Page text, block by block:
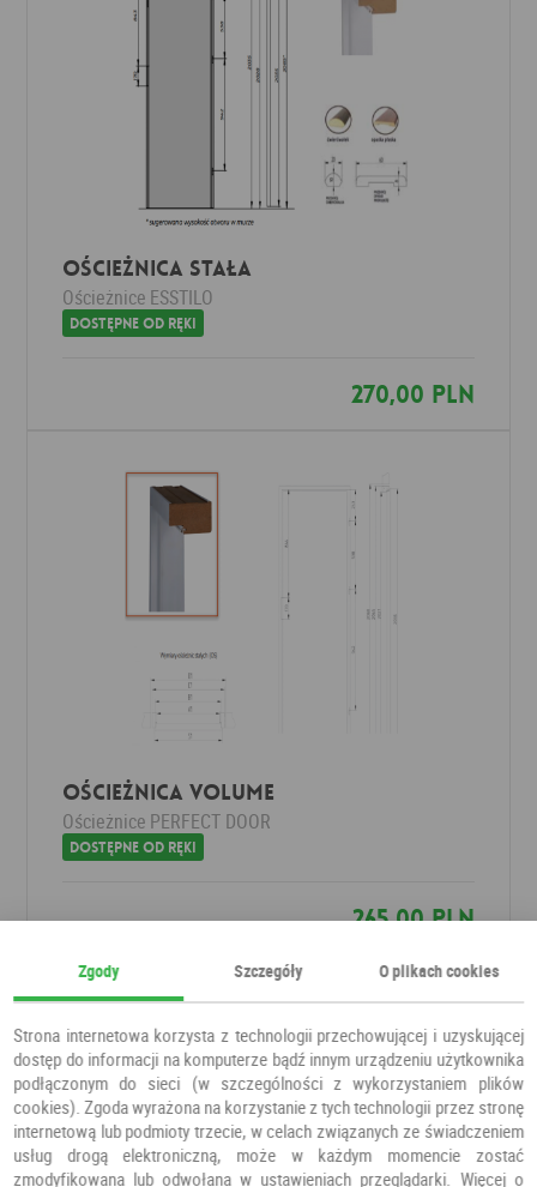
Ościeżnica STAŁA
Ościeżnice ESSTILO
Dostępne od ręki
270,00 PLN
Ościeżnica VOLUME
Ościeżnice PERFECT DOOR
Dostępne od ręki
265,00 PLN
Zgody Szczegóły O plikach cookies
Strona internetowa korzysta z technologii przechowującej i uzyskującej
dostęp do informacji na komputerze bądź innym urządzeniu użytkownika
podłączonym do sieci (w szczególności z wykorzystaniem plików
cookies). Zgoda wyrażona na korzystanie z tych technologii przez stronę
internetową lub podmioty trzecie, w celach związanych ze świadczeniem
usług drogą elektroniczną, może w każdym momencie zostać
zmodyfikowana lub odwołana w ustawieniach przeglądarki. Więcej o